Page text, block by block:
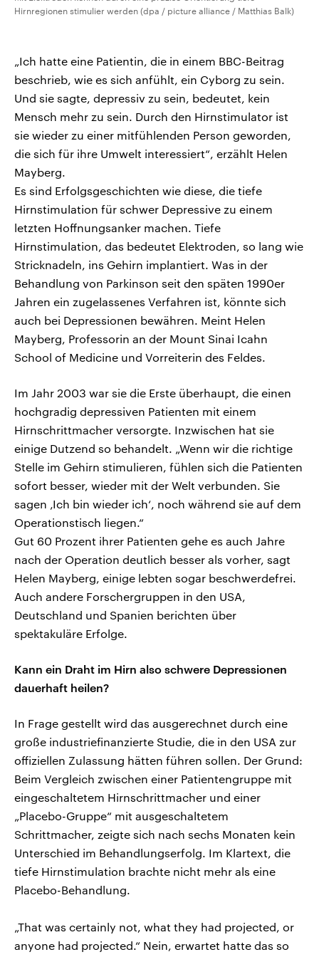
Hirnregionen stimulier werden (dpa / picture alliance / Matthias Balk)
„Ich hatte eine Patientin, die in einem BBC-Beitrag
beschrieb, wie es sich anfühlt, ein Cyborg zu sein.
Und sie sagte, depressiv zu sein, bedeutet, kein
Mensch mehr zu sein. Durch den Hirnstimulator ist
sie wieder zu einer mitfühlenden Person geworden,
die sich für ihre Umwelt interessiert“, erzählt Helen
Mayberg.
Es sind Erfolgsgeschichten wie diese, die tiefe
Hirnstimulation für schwer Depressive zu einem
letzten Hoffnungsanker machen. Tiefe
Hirnstimulation, das bedeutet Elektroden, so lang wie
Stricknadeln, ins Gehirn implantiert. Was in der
Behandlung von Parkinson seit den späten 1990er
Jahren ein zugelassenes Verfahren ist, könnte sich
auch bei Depressionen bewähren. Meint Helen
Mayberg, Professorin an der Mount Sinai Icahn
School of Medicine und Vorreiterin des Feldes.
Im Jahr 2003 war sie die Erste überhaupt, die einen
hochgradig depressiven Patienten mit einem
Hirnschrittmacher versorgte. Inzwischen hat sie
einige Dutzend so behandelt. „Wenn wir die richtige
Stelle im Gehirn stimulieren, fühlen sich die Patienten
sofort besser, wieder mit der Welt verbunden. Sie
sagen ‚Ich bin wieder ich‘, noch während sie auf dem
Operationstisch liegen.“
Gut 60 Prozent ihrer Patienten gehe es auch Jahre
nach der Operation deutlich besser als vorher, sagt
Helen Mayberg, einige lebten sogar beschwerdefrei.
Auch andere Forschergruppen in den USA,
Deutschland und Spanien berichten über
spektakuläre Erfolge.
Kann ein Draht im Hirn also schwere Depressionen
dauerhaft heilen?
In Frage gestellt wird das ausgerechnet durch eine
große industriefinanzierte Studie, die in den USA zur
offiziellen Zulassung hätten führen sollen. Der Grund:
Beim Vergleich zwischen einer Patientengruppe mit
eingeschaltetem Hirnschrittmacher und einer
„Placebo-Gruppe“ mit ausgeschaltetem
Schrittmacher, zeigte sich nach sechs Monaten kein
Unterschied im Behandlungserfolg. Im Klartext, die
tiefe Hirnstimulation brachte nicht mehr als eine
Placebo-Behandlung.
„That was certainly not, what they had projected, or
anyone had projected.“ Nein, erwartet hatte das so